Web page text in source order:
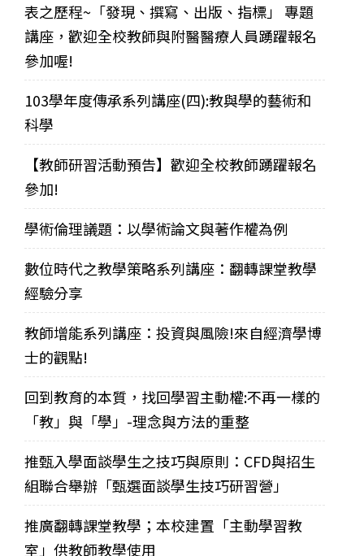
表之歷程~「發現、撰寫、出版、指標」 專題
講座，歡迎全校教師與附醫醫療人員踴躍報名
參加喔!
103學年度傳承系列講座(四):教與學的藝術和
科學
【教師研習活動預告】歡迎全校教師踴躍報名
參加!
學術倫理議題：以學術論文與著作權為例
數位時代之教學策略系列講座：翻轉課堂教學
經驗分享
教師增能系列講座：投資與風險!來自經濟學博
士的觀點!
回到教育的本質，找回學習主動權:不再一樣的
「教」與「學」-理念與方法的重整
推甄入學面談學生之技巧與原則：CFD與招生
組聯合舉辦「甄選面談學生技巧研習營」
推廣翻轉課堂教學；本校建置「主動學習教
室」供教師教學使用